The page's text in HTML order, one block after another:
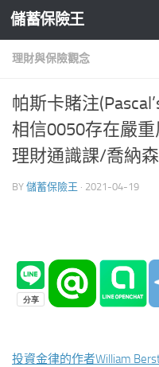
Skip to content
儲蓄保險王
理財與保險觀念
帕斯卡賭注
相信0050存在嚴
理財通識課/喬納
BY 儲蓄保險王 · 2021-04-19
投資金律的作者William